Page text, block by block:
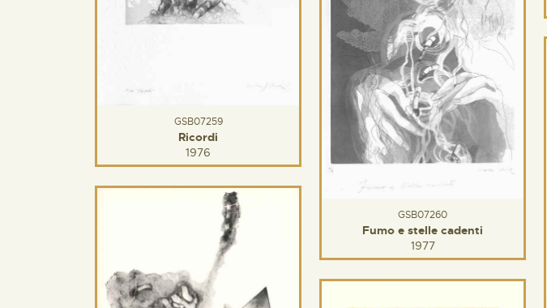
GSB07259
Ricordi
1976
GSB07260
Fumo e stelle cadenti
1977